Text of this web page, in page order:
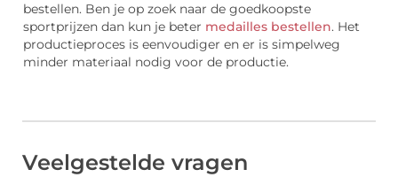
bestellen. Ben je op zoek naar de goedkoopste
sportprijzen dan kun je beter medailles bestellen. Het
productieproces is eenvoudiger en er is simpelweg
minder materiaal nodig voor de productie.
Veelgestelde vragen